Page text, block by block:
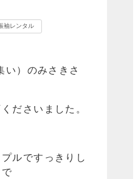
袖レンタル
）のみさきさ
ださいました。
ルですっきりし